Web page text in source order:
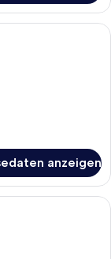
Pillowtop-
anzeigen